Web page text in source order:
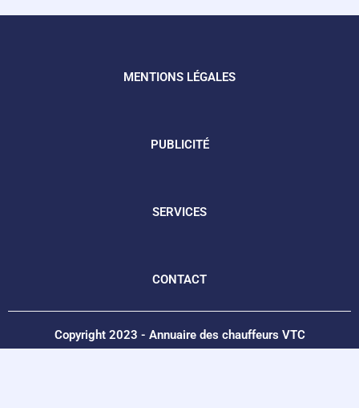
MENTIONS LÉGALES
PUBLICITÉ
SERVICES
CONTACT
Copyright 2023 - Annuaire des chauffeurs VTC